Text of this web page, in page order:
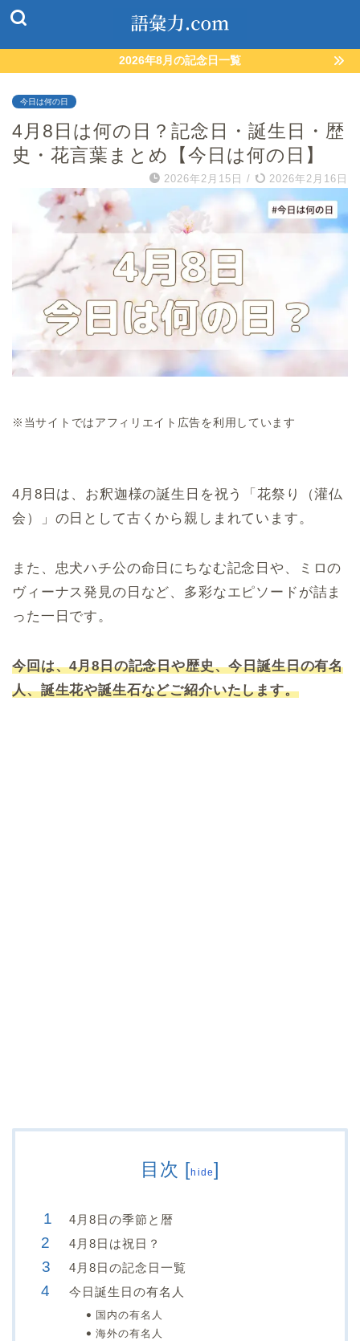
2026年8月の記念日一覧
今日は何の日
4月8日は何の日？記念日・誕生日・歴
史・花言葉まとめ【今日は何の日】
2026年2月15日 / 2026年2月16日
※当サイトではアフィリエイト広告を利用しています
4月8日は、お釈迦様の誕生日を祝う「花祭り（灌仏
会）」の日として古くから親しまれています。
また、忠犬ハチ公の命日にちなむ記念日や、ミロの
ヴィーナス発見の日など、多彩なエピソードが詰ま
った一日です。
今回は、4月8日の記念日や歴史、今日誕生日の有名
人、誕生花や誕生石などご紹介いたします。
目次 [hide]
4月8日の季節と暦
4月8日は祝日？
4月8日の記念日一覧
今日誕生日の有名人
国内の有名人
海外の有名人